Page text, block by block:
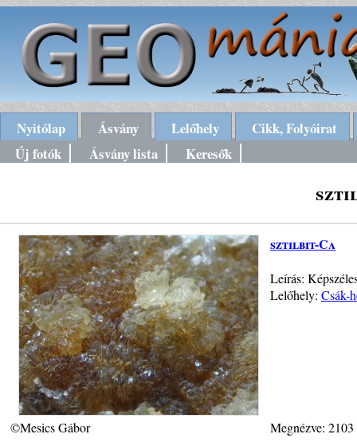
Nyitólap Ásvány Lelőhely
Cikk, Folyóirat
Új fotók
Ásvány lista Keresők
sztilbit-Ca
Leírás:
Lelőhely: Csák-
©Mesics Gábor Megnézve: